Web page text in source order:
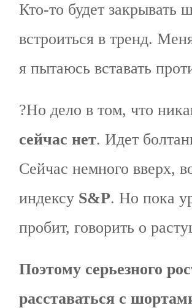
Кто-то будет закрывать
встроиться в тренд.
я пытаюсь вставать
?Но дело в том, что
сейчас нет. Идет
Сейчас немного вверх,
индексу S&P. Но пока
пробит, говорить о
Поэтому серьезного
расставаться с